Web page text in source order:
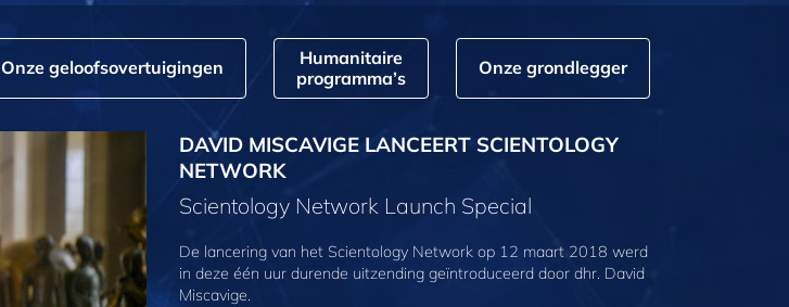
Onze geloofs­overtuigingen
Humanitaire
programma’s
Onze grondlegger
DAVID MISCAVIGE LANCEERT SCIENTOLOGY
NETWORK
Scientology Network Launch Special
De lancering van het Scientology Network op 12 maart 2018 werd
in deze één uur durende uitzending geïntroduceerd door dhr. David
Miscavige.